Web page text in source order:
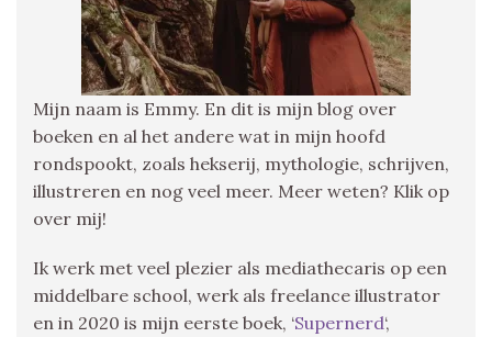
Mijn naam is Emmy. En dit is mijn blog over
boeken en al het andere wat in mijn hoofd
rondspookt, zoals hekserij, mythologie, schrijven,
illustreren en nog veel meer. Meer weten? Klik op
over mij!
Ik werk met veel plezier als mediathecaris op een
middelbare school, werk als freelance illustrator
en in 2020 is mijn eerste boek, ‘Supernerd‘,